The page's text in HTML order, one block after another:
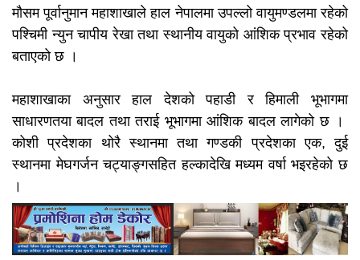
मौसम पूर्वानुमान महाशाखाले हाल नेपालमा उपल्लो वायुमण्डलमा रहेको
पश्चिमी न्युन चापीय रेखा तथा स्थानीय वायुको आंशिक प्रभाव रहेको
बताएको छ ।
महाशाखाका अनुसार हाल देशको पहाडी र हिमाली भूभागमा
साधारणतया बादल तथा तराई भूभागमा आंशिक बादल लागेको छ ।
कोशी प्रदेशका थोरै स्थानमा तथा गण्डकी प्रदेशका एक, दुई
स्थानमा मेघगर्जन चट्याङ्गसहित हल्कादेखि मध्यम वर्षा भइरहेको छ
।